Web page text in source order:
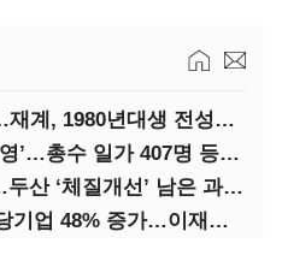
김동관·정기선·구형모…재계, 1980년대생 전성시대
대기업, 여전한 ‘족벌경영’…총수 일가 407명 등기임원
중공업서 AI·반도체로…두산 ‘체질개선’ 남은 과제는
상법개정 후 상반기 배당기업 48% 증가…이재용 배당액 728억 1위